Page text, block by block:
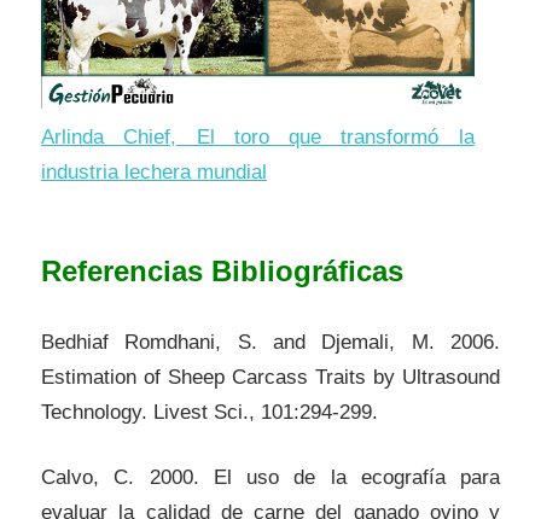
Arlinda Chief, El toro que transformó la
industria lechera mundial
Referencias Bibliográficas
Bedhiaf Romdhani, S. and Djemali, M. 2006.
Estimation of Sheep Carcass Traits by Ultrasound
Technology. Livest Sci., 101:294-299.
Calvo, C. 2000. El uso de la ecografía para
evaluar la calidad de carne del ganado ovino y